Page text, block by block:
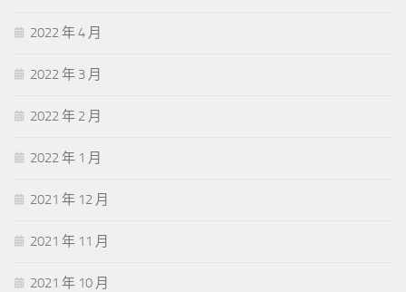
2022 年 4 月
2022 年 3 月
2022 年 2 月
2022 年 1 月
2021 年 12 月
2021 年 11 月
2021 年 10 月